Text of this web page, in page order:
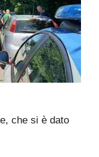
che si è dato